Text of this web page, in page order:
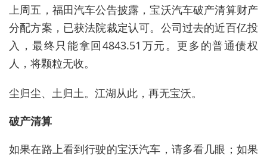
上周五，福田汽车公告披露，宝沃汽车破产清算财产
分配方案，已获法院裁定认可。公司过去的近百亿投
入，最终只能拿回4843.51万元。更多的普通债权
人，将颗粒无收。
尘归尘、土归土。江湖从此，再无宝沃。
破产清算
如果在路上看到行驶的宝沃汽车，请多看几眼；如果